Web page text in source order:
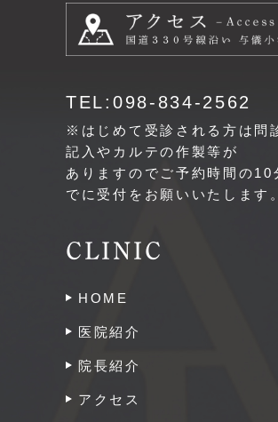
TEL:098-834-2562
※はじめて受診される方は問
記入やカルテの作製等が
ありますのでご予約時間の10
でに受付をお願いいたします。
CLINIC
HOME
医院紹介
院長紹介
アクセス